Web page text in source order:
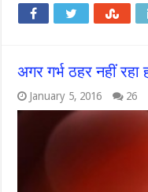
अगर गर्भ ठहर नहीं रहा
January 5, 2016 26